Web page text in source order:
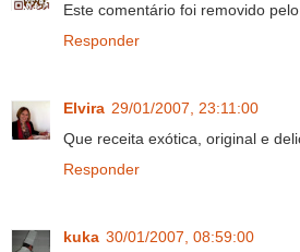
Este comentário foi removido
Responder
Elvira 29/01/2007, 23:11:00
Que receita exótica, original e
Responder
kuka 30/01/2007, 08:59:00